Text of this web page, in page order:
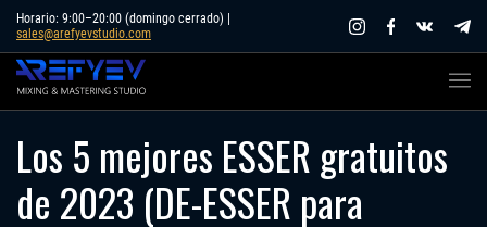
Skip
content
Horario: 9:00–20:00 (domingo cerrado) |
sales@arefyevstudio.com
Los 5 mejores ESSER gratuitos
de 2023 (DE-ESSER para